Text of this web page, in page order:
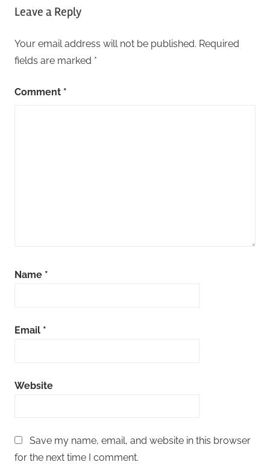
Leave a Reply
Your email address will not be published. Required
fields are marked *
Comment *
Name *
Email *
Website
Save my name, email, and website in this browser
for the next time I comment.